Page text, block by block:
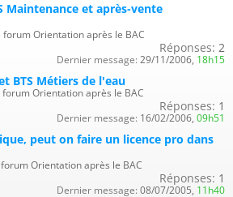
Maintenance et après-vente
Orientation après le BAC
Réponses: 2
Dernier message: 29/11/2006, 18h15
BTS Métiers de l'eau
Orientation après le BAC
Réponses: 1
Dernier message: 16/02/2006, 09h51
peut on faire un licence pro dans
Orientation après le BAC
Réponses: 1
Dernier message: 08/07/2005, 11h40